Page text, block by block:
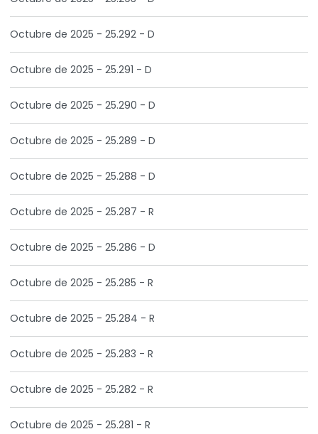
Octubre de 2025 - 25.292 - D
Octubre de 2025 - 25.291 - D
Octubre de 2025 - 25.290 - D
Octubre de 2025 - 25.289 - D
Octubre de 2025 - 25.288 - D
Octubre de 2025 - 25.287 - R
Octubre de 2025 - 25.286 - D
Octubre de 2025 - 25.285 - R
Octubre de 2025 - 25.284 - R
Octubre de 2025 - 25.283 - R
Octubre de 2025 - 25.282 - R
Octubre de 2025 - 25.281 - R